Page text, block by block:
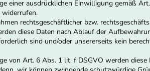
einer ausdrücklichen Einwilligung gemäß
widerrufen.
rechtsgeschäftlicher bzw.
diese Daten nach Ablauf der
sind und/oder unsererseits kein
von Art. 6 Abs. 1 lit. f DSGVO werden